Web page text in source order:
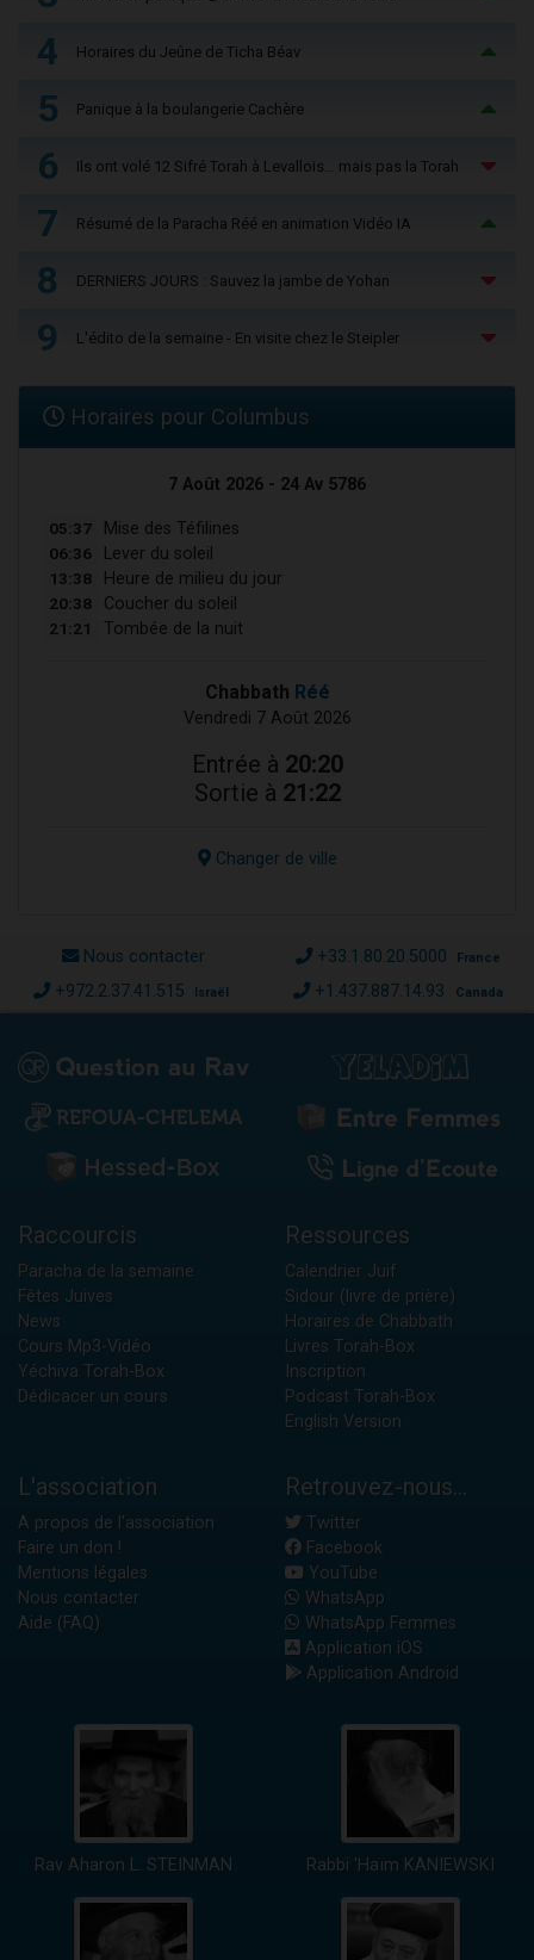
4 Horaires du Jeûne de Ticha Béav
5 Panique à la boulangerie Cachère
6 Ils ont volé 12 Sifré Torah à Levallois… mais pas la Torah
7 Résumé de la Paracha Réé en animation Vidéo IA
8 DERNIERS JOURS : Sauvez la jambe de Yohan
9 L'édito de la semaine - En visite chez le Steipler
Horaires pour Columbus
7 Août 2026 - 24 Av 5786
05:37 Mise des Téfilines
06:36 Lever du soleil
13:38 Heure de milieu du jour
20:38 Coucher du soleil
21:21 Tombée de la nuit
Chabbath Réé
Vendredi 7 Août 2026
Entrée à 20:20
Sortie à 21:22
Changer de ville
Nous contacter +33.1.80.20.5000 France
+972.2.37.41.515 Israël +1.437.887.14.93 Canada
Raccourcis
Paracha de la semaine
Fêtes Juives
News
Cours Mp3-Vidéo
Yéchiva Torah-Box
Dédicacer un cours
Ressources
Calendrier Juif
Sidour (livre de prière)
Horaires de Chabbath
Livres Torah-Box
Inscription
Podcast Torah-Box
English Version
L'association
A propos de l'association
Faire un don !
Mentions légales
Nous contacter
Aide (FAQ)
Retrouvez-nous...
Twitter
Facebook
YouTube
WhatsApp
WhatsApp Femmes
Application iOS
Application Android
Rav Aharon L. STEINMAN Rabbi 'Haïm KANIEWSKI